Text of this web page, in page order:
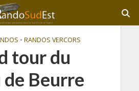
• RANDOS VERCORS
tour du
Beurre